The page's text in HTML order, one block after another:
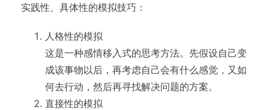
实践性、具体性的模拟技巧：
人格性的模拟
这是一种感情移入式的思考方法。先假设自己变
成该事物以后，再考虑自己会有什么感觉，又如
何去行动，然后再寻找解决问题的方案。
直接性的模拟